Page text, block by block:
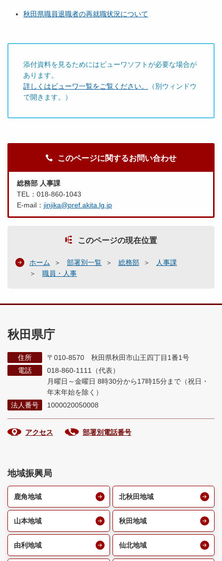
秋田県職員退職者の再就職状況について
添付資料を見るためにはビューワソフトが必要な場合が
あります。
詳しくはビューワ一覧をご覧ください。
（別ウィンドウ
で開きます。）
このページに関するお問い合わせ
総務部 人事課
TEL：018-860-1043
E-mail： jinjika@pref.akita.lg.jp
このページの現在位置
ホーム 部署別一覧 総務部
人事課
職員・人事
秋田県庁
住所
〒010-8570 秋田県秋田市山王四丁目1番1号
電話
018-860-1111（代表）
月曜日～金曜日 8時30分から17時15分まで （祝日・
年末年始を除く）
法人番号
1000020050008
アクセス 部署別電話番号
地域振興局
鹿角地域 北秋田地域
山本地域 秋田地域
由利地域 仙北地域